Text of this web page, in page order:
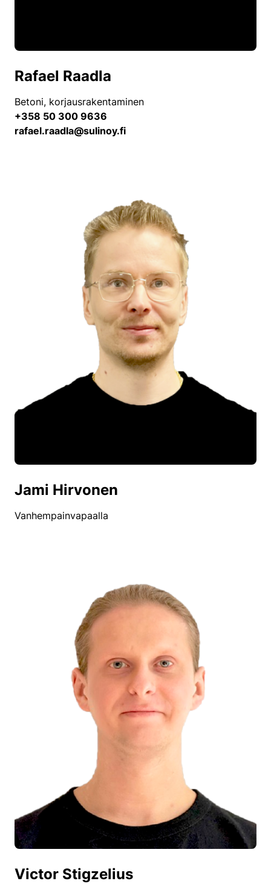
Rafael Raadla
Betoni, korjausrakentaminen
+358 50 300 9636
rafael.raadla@sulinoy.fi
Jami Hirvonen
Vanhempainvapaalla
Victor Stigzelius